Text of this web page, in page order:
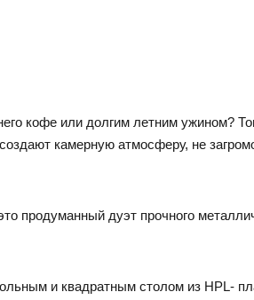
кофе или долгим летним ужином?
камерную атмосферу, не
продуманный дуэт прочного
и квадратным столом из HPL-